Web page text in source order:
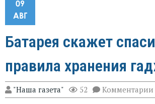
09
АВГ
Батарея скажет
правила хранения
"Наша газета" 52 Комментарии